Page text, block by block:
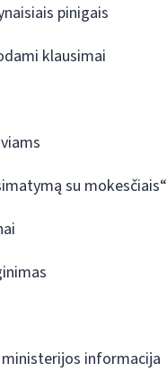
pinigais
klausimai
su mokesčiais“
informacija